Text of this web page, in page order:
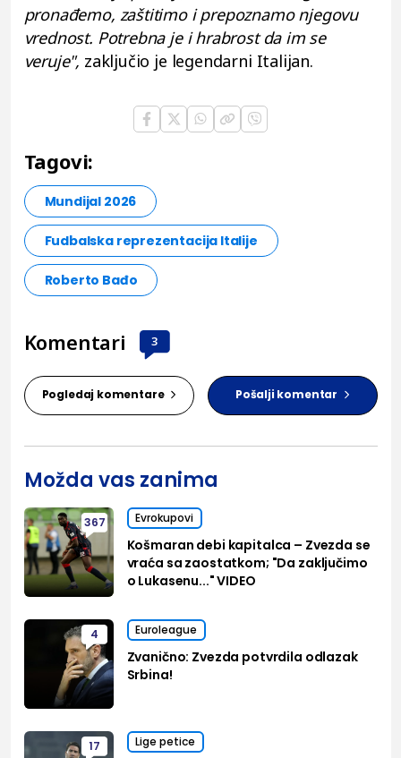
pronađemo, zaštitimo i prepoznamo njegovu
vrednost. Potrebna je i hrabrost da im se
veruje", zaključio je legendarni Italijan.
Tagovi:
Mundijal 2026
Fudbalska reprezentacija Italije
Roberto Bađo
Komentari 3
Pogledaj komentare Pošalji komentar
Možda vas zanima
367 Evrokupovi
Košmaran debi kapitalca – Zvezda se
vraća sa zaostatkom; "Da zaključimo
o Lukasenu..." VIDEO
4 Euroleague
Zvanično: Zvezda potvrdila odlazak
Srbina!
17 Lige petice